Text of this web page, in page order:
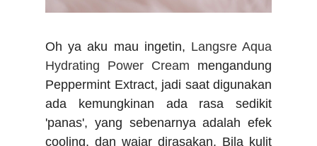
Oh ya aku mau ingetin, Langsre Aqua
Hydrating Power Cream mengandung
Peppermint Extract, jadi saat digunakan
ada kemungkinan ada rasa sedikit
'panas', yang sebenarnya adalah efek
cooling, dan wajar dirasakan. Bila kulit